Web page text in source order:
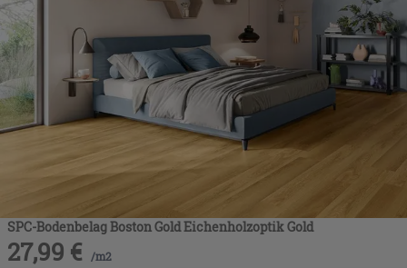
SPC-Bodenbelag Boston Gold Eichenholzoptik Gold
27,99 € /m2